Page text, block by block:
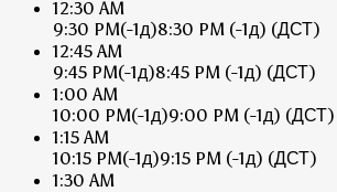
12:30 AM
9:30 PM(-1д)8:30 PM (-1д) (ДСТ)
12:45 AM
9:45 PM(-1д)8:45 PM (-1д) (ДСТ)
1:00 AM
10:00 PM(-1д)9:00 PM (-1д) (ДСТ)
1:15 AM
10:15 PM(-1д)9:15 PM (-1д) (ДСТ)
1:30 AM